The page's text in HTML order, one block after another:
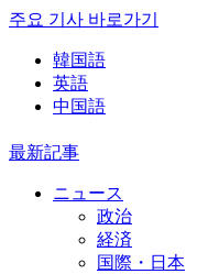
주요 기사 바로가기
韓国語
英語
中国語
最新記事
ニュース
政治
経済
国際・日本